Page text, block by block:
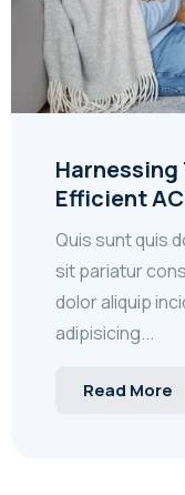
Efficient AC
Quis sunt quis
sit pariatur
dolor aliquip
adipisicing...
Read More